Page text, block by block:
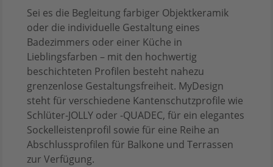
Sei es die Begleitung farbiger Objektkeramik
oder die individuelle Gestaltung eines
Badezimmers oder einer Küche in
Lieblingsfarben – mit den hochwertig
beschichteten Profilen besteht nahezu
grenzenlose Gestaltungsfreiheit. MyDesign
steht für verschiedene Kantenschutzprofile wie
Schlüter-JOLLY oder -QUADEC, für ein elegantes
Sockelleistenprofil sowie für eine Reihe an
Abschlussprofilen für Balkone und Terrassen
zur Verfügung.